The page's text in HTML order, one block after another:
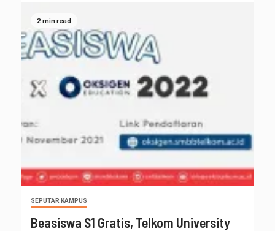
2 min read
SEPUTAR KAMPUS
Beasiswa S1 Gratis, Telkom University